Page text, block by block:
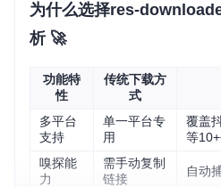
为什么选择res-
析 🚀
功能特
性
传统下载方
式
多平台
支持
单一平台专
用
覆盖
等
嗅探能
力
需手动复制
链接
自动